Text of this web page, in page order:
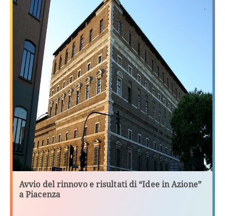
Avvio del rinnovo e risultati di “Idee in Azione”
a Piacenza